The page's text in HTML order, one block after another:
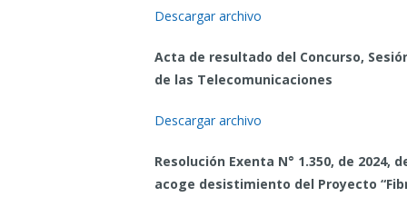
Descargar archivo
Acta de resultado del Concurso,
de las Telecomunicaciones
Descargar archivo
Resolución Exenta N° 1.350, de
acoge desistimiento del Proyecto